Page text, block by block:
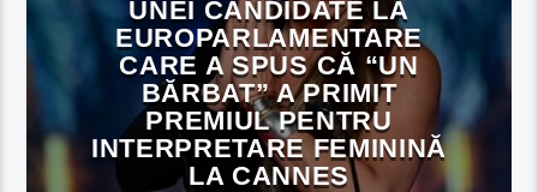
UNEI CANDIDATE LA
EUROPARLAMENTARE
CARE A SPUS CĂ “UN
BĂRBAT” A PRIMIT
PREMIUL PENTRU
INTERPRETARE FEMININĂ
LA CANNES